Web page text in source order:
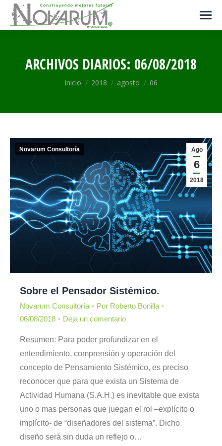
ARCHIVOS DIARIOS: 06/08/2018
Estás aquí:
Inicio 2018 agosto 06
Ago
6
2018
Novarum Consultoría
Sobre el Pensador Sistémico.
Novarum Consultoría Por Roberto Bonilla
06/08/2018
Deja un comentario
Resumen: Para poder profundizar en el
entendimiento, comprensión y operación del
concepto de Pensamiento Sistémico, es preciso
reconocer que para que exista un Sistema de
Actividad Humana (S.A.H.) es inevitable que exista
uno o mas personas que juegan el rol –explícito o
implícito- de “diseñadores del sistema”. Dicho
diseño será sin duda un reflejo o…